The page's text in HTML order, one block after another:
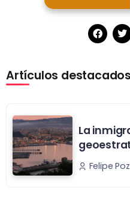
Artículos destacados
La
Felipe